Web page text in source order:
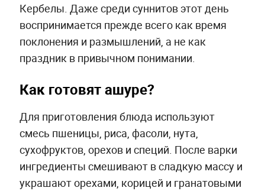
Кербелы. Даже среди суннитов этот день
воспринимается прежде всего как время
поклонения и размышлений, а не как
праздник в привычном понимании.
Как готовят ашуре?
Для приготовления блюда используют
смесь пшеницы, риса, фасоли, нута,
сухофруктов, орехов и специй. После варки
ингредиенты смешивают в сладкую массу и
украшают орехами, корицей и гранатовыми